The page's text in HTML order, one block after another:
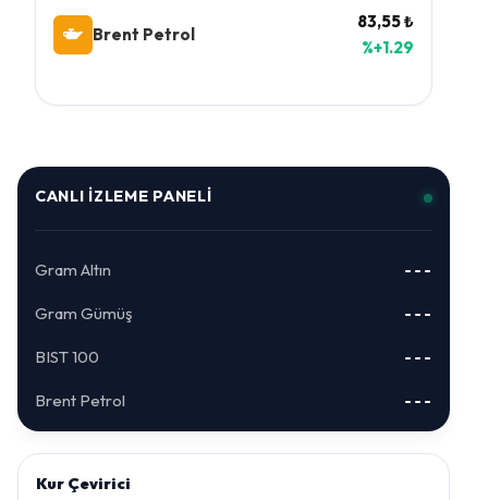
Brent Petrol
83,55 ₺
%+1.29
CANLI İZLEME PANELI
Gram Altın ---
Gram Gümüş ---
BIST 100 ---
Brent Petrol ---
Kur Çevirici